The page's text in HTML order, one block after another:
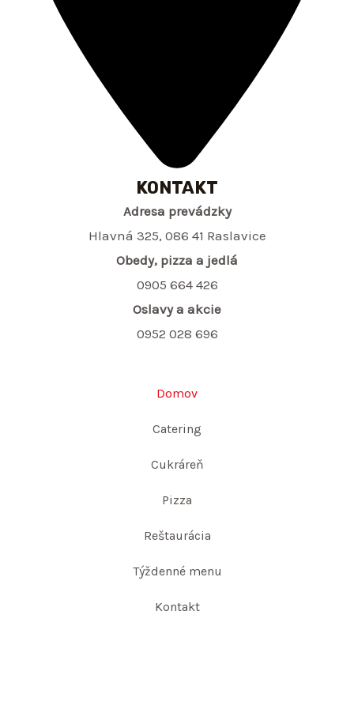
KONTAKT
Adresa prevádzky
Hlavná 325, 086 41 Raslavice
Obedy, pizza a jedlá
0905 664 426
Oslavy a akcie
0952 028 696
Domov
Catering
Cukráreň
Pizza
Reštaurácia
Týždenné menu
Kontakt